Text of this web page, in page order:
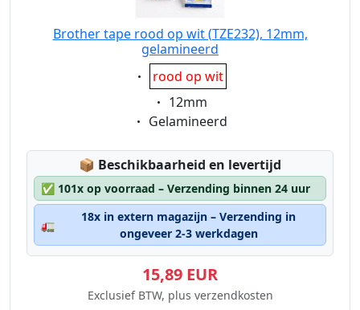
Brother tape rood op wit (TZE232), 12mm,
gelamineerd
Eigenschaft:
rood op wit
Eigenschaft:
12mm
Eigenschaft:
Gelamineerd
📦 Lagerstatus:
Beschikbaarheid en levertijd
✅ 101x op voorraad – Verzending binnen 24 uur
🚛
18x in extern magazijn – Verzending in
ongeveer 2-3 werkdagen
15,89 EUR
Exclusief BTW, plus verzendkosten